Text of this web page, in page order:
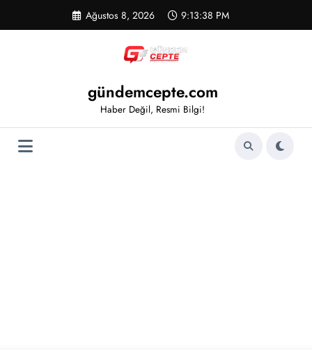
Ağustos 8, 2026 9:13:38 PM
gündemcepte.com
Haber Değil, Resmi Bilgi!